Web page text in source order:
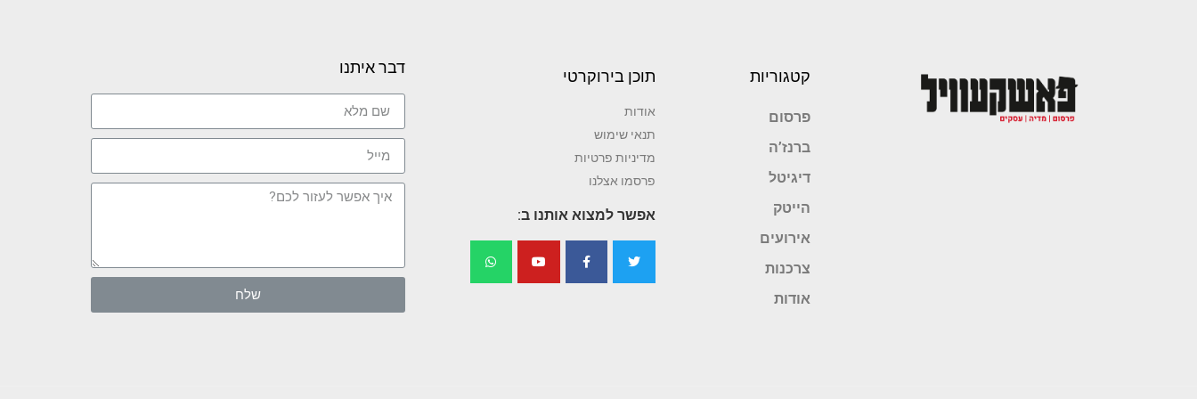
קטגוריות
פרסום
ברנז’ה
דיגיטל
הייטק
אירועים
צרכנות
אודות
תוכן בירוקרטי
אודות
תנאי שימוש
מדיניות פרטיות
פרסמו אצלנו
אפשר למצוא אותנו ב:
דבר איתנו
שלח